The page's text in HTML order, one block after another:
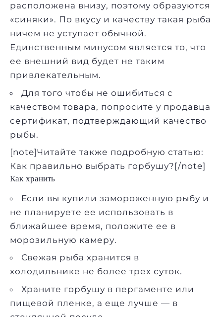
расположена внизу, поэтому образуются
«синяки». По вкусу и качеству такая рыба
ничем не уступает обычной.
Единственным минусом является то, что
ее внешний вид будет не таким
привлекательным.
Для того чтобы не ошибиться с
качеством товара, попросите у продавца
сертификат, подтверждающий качество
рыбы.
[note]Читайте также подробную статью:
Как правильно выбрать горбушу? [/note]
Как хранить
Если вы купили замороженную рыбу и
не планируете ее использовать в
ближайшее время, положите ее в
морозильную камеру.
Свежая рыба хранится в
холодильнике не более трех суток.
Храните горбушу в пергаменте или
пищевой пленке, а еще лучше — в